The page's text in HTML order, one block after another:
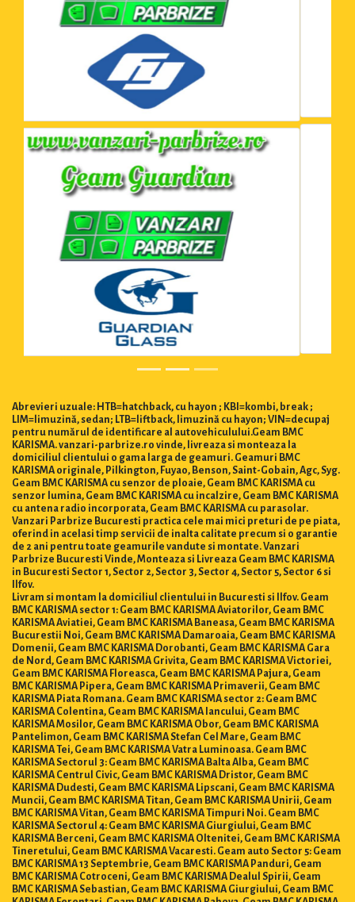
Abrevieri uzuale: HTB=hatchback, cu hayon ; KBI=kombi, break ;
LIM=limuzină, sedan; LTB=liftback, limuzină cu hayon; VIN=decupaj
pentru numărul de identificare al autovehiculului.Geam BMC
KARISMA. vanzari-parbrize.ro vinde, livreaza si monteaza la
domiciliul clientului o gama larga de geamuri. Geamuri BMC
KARISMA originale, Pilkington, Fuyao, Benson, Saint-Gobain, Agc, Syg.
Geam BMC KARISMA cu senzor de ploaie, Geam BMC KARISMA cu
senzor lumina, Geam BMC KARISMA cu incalzire, Geam BMC KARISMA
cu antena radio incorporata, Geam BMC KARISMA cu parasolar.
Vanzari Parbrize Bucuresti practica cele mai mici preturi de pe piata,
oferind in acelasi timp servicii de inalta calitate precum si o garantie
de 2 ani pentru toate geamurile vandute si montate. Vanzari
Parbrize Bucuresti Vinde, Monteaza si Livreaza Geam BMC KARISMA
in Bucuresti Sector 1, Sector 2, Sector 3, Sector 4, Sector 5, Sector 6 si
Ilfov.
Livram si montam la domiciliul clientului in Bucuresti si Ilfov. Geam
BMC KARISMA sector 1: Geam BMC KARISMA Aviatorilor, Geam BMC
KARISMA Aviatiei, Geam BMC KARISMA Baneasa, Geam BMC KARISMA
Bucurestii Noi, Geam BMC KARISMA Damaroaia, Geam BMC KARISMA
Domenii, Geam BMC KARISMA Dorobanti, Geam BMC KARISMA Gara
de Nord, Geam BMC KARISMA Grivita, Geam BMC KARISMA Victoriei,
Geam BMC KARISMA Floreasca, Geam BMC KARISMA Pajura, Geam
BMC KARISMA Pipera, Geam BMC KARISMA Primaverii, Geam BMC
KARISMA Piata Romana. Geam BMC KARISMA sector 2: Geam BMC
KARISMA Colentina, Geam BMC KARISMA Iancului, Geam BMC
KARISMA Mosilor, Geam BMC KARISMA Obor, Geam BMC KARISMA
Pantelimon, Geam BMC KARISMA Stefan Cel Mare, Geam BMC
KARISMA Tei, Geam BMC KARISMA Vatra Luminoasa. Geam BMC
KARISMA Sectorul 3: Geam BMC KARISMA Balta Alba, Geam BMC
KARISMA Centrul Civic, Geam BMC KARISMA Dristor, Geam BMC
KARISMA Dudesti, Geam BMC KARISMA Lipscani, Geam BMC KARISMA
Muncii, Geam BMC KARISMA Titan, Geam BMC KARISMA Unirii, Geam
BMC KARISMA Vitan, Geam BMC KARISMA Timpuri Noi. Geam BMC
KARISMA Sectorul 4: Geam BMC KARISMA Giurgiului, Geam BMC
KARISMA Berceni, Geam BMC KARISMA Oltenitei, Geam BMC KARISMA
Tineretului, Geam BMC KARISMA Vacaresti. Geam auto Sector 5: Geam
BMC KARISMA 13 Septembrie, Geam BMC KARISMA Panduri, Geam
BMC KARISMA Cotroceni, Geam BMC KARISMA Dealul Spirii, Geam
BMC KARISMA Sebastian, Geam BMC KARISMA Giurgiului, Geam BMC
KARISMA Ferentari, Geam BMC KARISMA Rahova, Geam BMC KARISMA